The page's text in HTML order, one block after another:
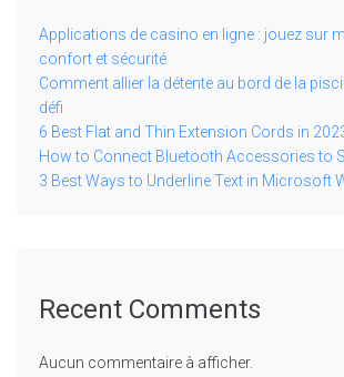
Applications de casino en ligne : jouez sur
confort et sécurité
Comment allier la détente au bord de la
défi
6 Best Flat and Thin Extension Cords in
How to Connect Bluetooth Accessories to
3 Best Ways to Underline Text in Microsoft
Recent Comments
Aucun commentaire à afficher.